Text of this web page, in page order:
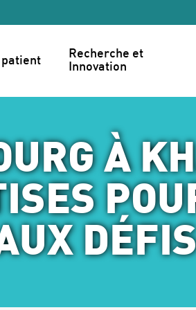
patient
Recherche et
Innovation
À